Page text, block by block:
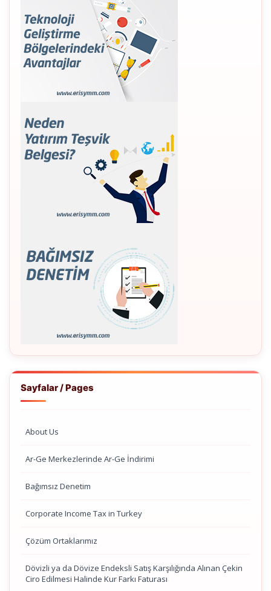
Sayfalar / Pages
About Us
Ar-Ge Merkezlerinde Ar-Ge İndirimi
Bağımsız Denetim
Corporate Income Tax in Turkey
Çözüm Ortaklarımız
Dövizli ya da Dövize Endeksli Satış Karşılığında Alınan Çekin
Ciro Edilmesi Halinde Kur Farkı Faturası